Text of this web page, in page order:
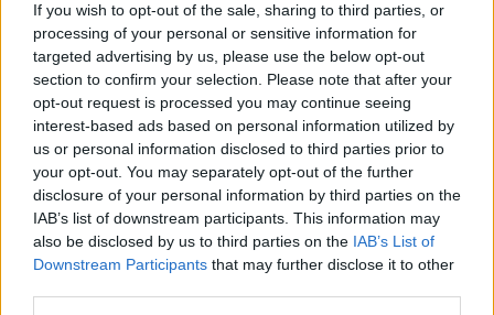
If you wish to opt-out of the sale, sharing to third parties, or
processing of your personal or sensitive information for
targeted advertising by us, please use the below opt-out
section to confirm your selection. Please note that after your
opt-out request is processed you may continue seeing
interest-based ads based on personal information utilized by
us or personal information disclosed to third parties prior to
your opt-out. You may separately opt-out of the further
disclosure of your personal information by third parties on the
IAB’s list of downstream participants. This information may
also be disclosed by us to third parties on the IAB’s List of
Downstream Participants that may further disclose it to other
Πολιτική Απορρήτου& Όροι Χρήσης της Google.
Lifestyle
ΑΛΕΞΑΝΔΡΑ ΠΑΝΑΓΙΩΤΑΡΟΥ
Share:
Ακολουθήστε το Νewsit.gr στοGoogle News και
ενημερωθείτε πρώτοι για όλη την ειδησεογραφία και τα
τελευταία νέατης ημέρας